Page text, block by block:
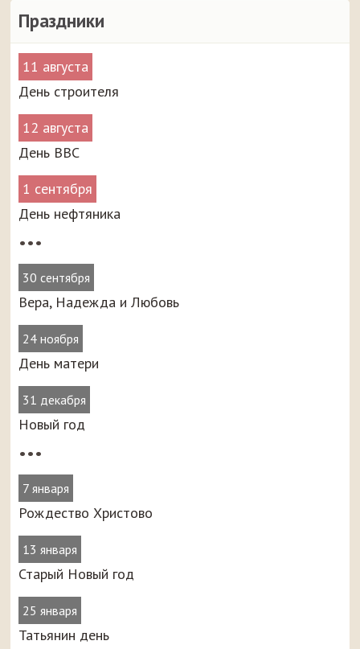
Праздники
11 августа
День строителя
12 августа
День ВВС
1 сентября
День нефтяника
•••
30 сентября
Вера, Надежда и Любовь
24 ноября
День матери
31 декабря
Новый год
•••
7 января
Рождество Христово
13 января
Старый Новый год
25 января
Татьянин день